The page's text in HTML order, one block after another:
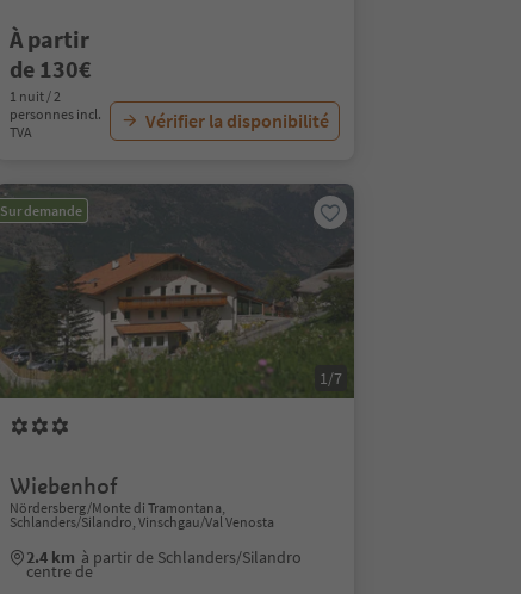
À partir
de 130€
1 nuit / 2
personnes incl.
TVA
Vérifier la disponibilité
Sur demande
1/7
Wiebenhof
Nördersberg/Monte di Tramontana,
Schlanders/Silandro, Vinschgau/Val Venosta
2.4 km à partir de Schlanders/Silandro
centre de